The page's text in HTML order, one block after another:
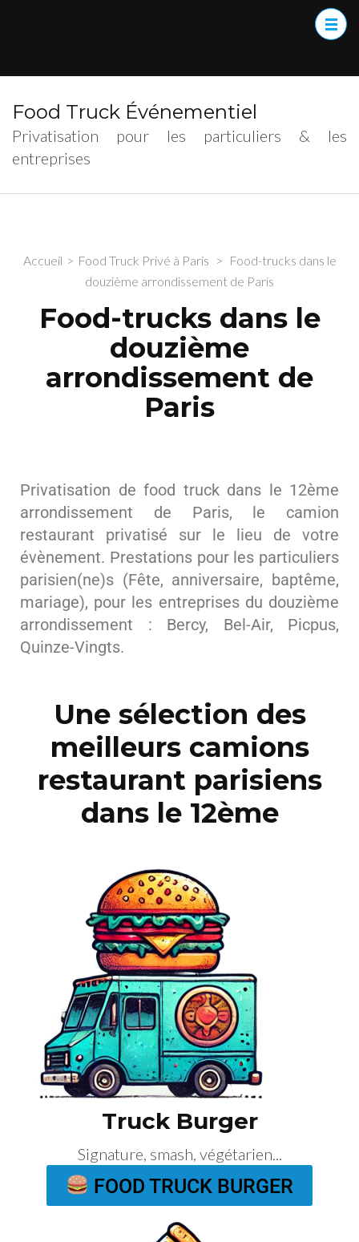
Food Truck Événementiel
Privatisation pour les particuliers & les
entreprises
Accueil > Food Truck Privé à Paris > Food-trucks dans le
douzième arrondissement de Paris
Food-trucks dans le
douzième
arrondissement de
Paris
Privatisation de food truck dans le 12ème
arrondissement de Paris, le camion
restaurant privatisé sur le lieu de votre
évènement. Prestations pour les particuliers
parisien(ne)s (Fête, anniversaire, baptême,
mariage), pour les entreprises du douzième
arrondissement : Bercy, Bel-Air, Picpus,
Quinze-Vingts.
Une sélection des
meilleurs camions
restaurant parisiens
dans le 12ème
Truck Burger
Signature, smash, végétarien...
FOOD TRUCK BURGER